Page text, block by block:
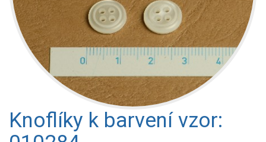
Knoflíky k barvení vzor: